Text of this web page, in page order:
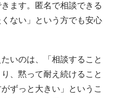
ます。匿名で相談できる
ない」という方でも安心
いのは、「相談すること
、黙って耐え続けること
ずっと大きい」というこ